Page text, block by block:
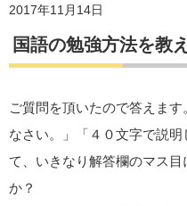
2017年11月14日
国語の勉強方法を教
ご質問を頂いたので答えま
なさい。」「４０文字で説
て、いきなり解答欄のマス
か？